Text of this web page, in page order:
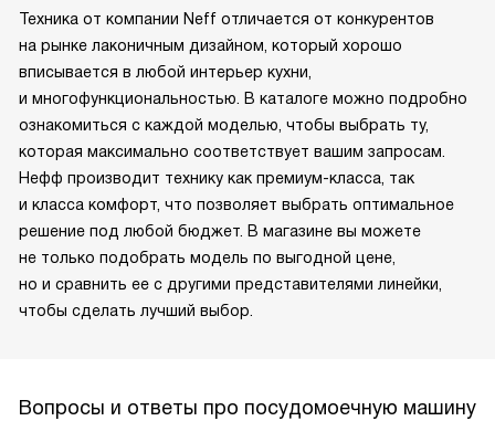
Техника от компании Neff отличается от конкурентов
на рынке лаконичным дизайном, который хорошо
вписывается в любой интерьер кухни,
и многофункциональностью. В каталоге можно подробно
ознакомиться с каждой моделью, чтобы выбрать ту,
которая максимально соответствует вашим запросам.
Нефф производит технику как премиум-класса, так
и класса комфорт, что позволяет выбрать оптимальное
решение под любой бюджет. В магазине вы можете
не только подобрать модель по выгодной цене,
но и сравнить ее с другими представителями линейки,
чтобы сделать лучший выбор.
Вопросы и ответы про посудомоечную машину